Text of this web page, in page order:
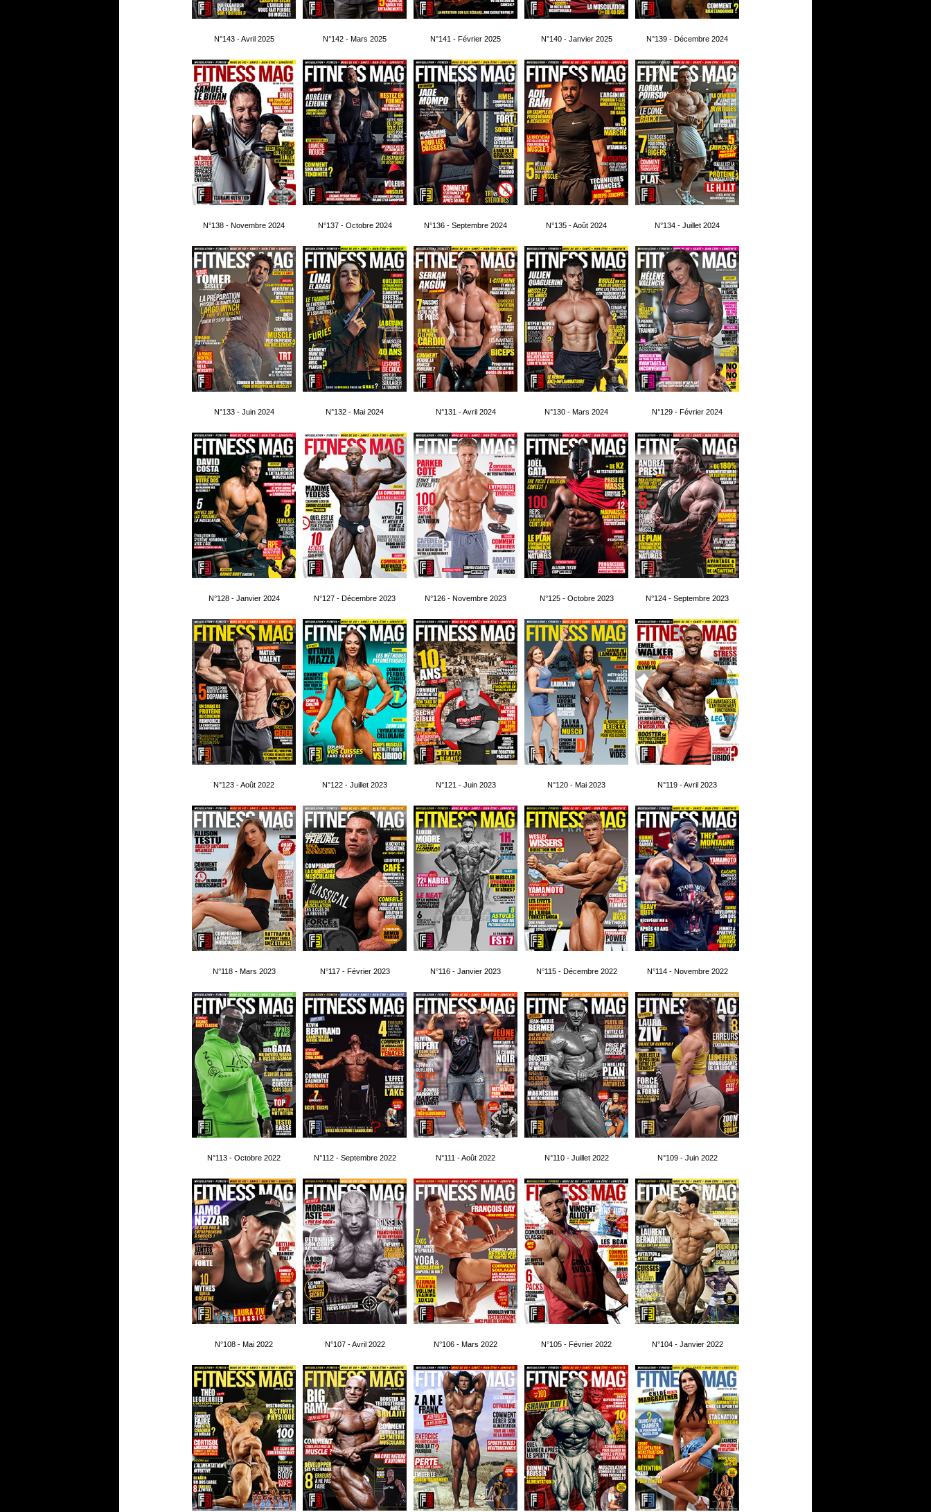
N°143 - Avril 2025 N°142 - Mars 2025 N°141 - Février 2025 N°140 - Janvier 2025 N°139 - Décembre 2024
N°138 - Novembre 2024 N°137 - Octobre 2024 N°136 - Septembre 2024 N°135 - Août 2024 N°134 - Juillet 2024
N°133 - Juin 2024 N°132 - Mai 2024 N°131 - Avril 2024 N°130 - Mars 2024 N°129 - Février 2024
N°128 - Janvier 2024 N°127 - Décembre 2023 N°126 - Novembre 2023 N°125 - Octobre 2023 N°124 - Septembre 2023
N°123 - Août 2022 N°122 - Juillet 2023 N°121 - Juin 2023 N°120 - Mai 2023 N°119 - Avril 2023
N°118 - Mars 2023 N°117 - Février 2023 N°116 - Janvier 2023 N°115 - Décembre 2022 N°114 - Novembre 2022
N°113 - Octobre 2022 N°112 - Septembre 2022 N°111 - Août 2022 N°110 - Juillet 2022 N°109 - Juin 2022
N°108 - Mai 2022 N°107 - Avril 2022 N°106 - Mars 2022 N°105 - Février 2022 N°104 - Janvier 2022